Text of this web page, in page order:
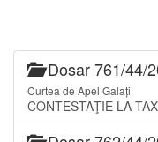
Dosar 761/44/
Curtea de Apel Galați
CONTESTAŢIE LA